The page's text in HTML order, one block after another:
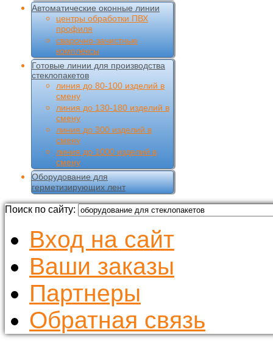
Автоматические оконные линии
центры обработки ПВХ
профиля
сварочно-зачистные
комплексы
Готовые линии для производства
стеклопакетов
линия до 80-100 изделий в
смену
линия до 130-180 изделий в
смену
линия до 300 изделий в
смену
линия до 1000 изделий в
смену
Оборудование для
герметизирующих лент
Поиск по сайту:
Вход на сайт
Ваши заказы
Партнеры
Обратная связь